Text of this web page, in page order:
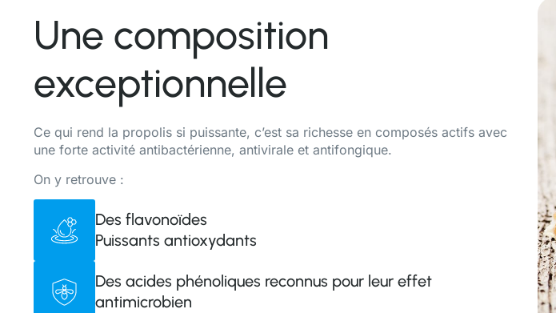
Une composition
exceptionnelle
Ce qui rend la propolis si puissante, c’est sa richesse en composés actifs avec
une forte activité antibactérienne, antivirale et antifongique.
On y retrouve :
Des flavonoïdes
Puissants antioxydants
Des acides phénoliques reconnus pour leur effet
antimicrobien